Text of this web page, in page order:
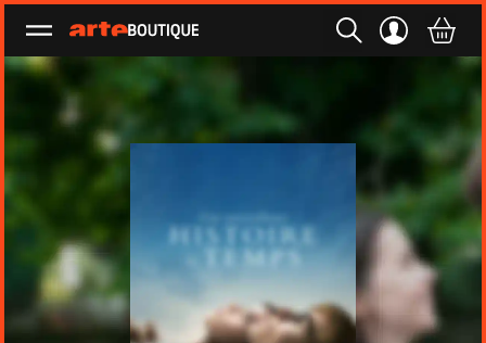
Ouvrir le menu